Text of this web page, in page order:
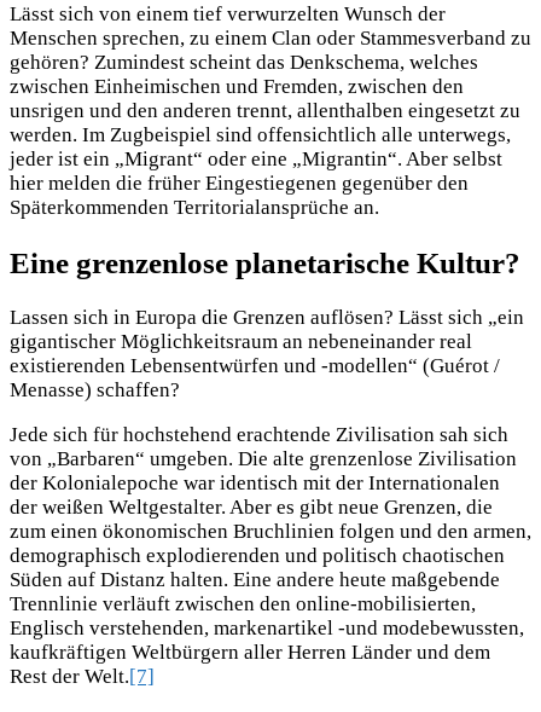
Lässt sich von einem tief verwurzelten Wunsch der
Menschen sprechen, zu einem Clan oder Stammesverband zu
gehören? Zumindest scheint das Denkschema, welches
zwischen Einheimischen und Fremden, zwischen den
unsrigen und den anderen trennt, allenthalben eingesetzt zu
werden. Im Zugbeispiel sind offensichtlich alle unterwegs,
jeder ist ein „Migrant“ oder eine „Migrantin“. Aber selbst
hier melden die früher Eingestiegenen gegenüber den
Späterkommenden Territorialansprüche an.
Eine grenzenlose planetarische Kultur?
Lassen sich in Europa die Grenzen auflösen? Lässt sich „ein
gigantischer Möglichkeitsraum an nebeneinander real
existierenden Lebensentwürfen und -modellen“ (Guérot /
Menasse) schaffen?
Jede sich für hochstehend erachtende Zivilisation sah sich
von „Barbaren“ umgeben. Die alte grenzenlose Zivilisation
der Kolonialepoche war identisch mit der Internationalen
der weißen Weltgestalter. Aber es gibt neue Grenzen, die
zum einen ökonomischen Bruchlinien folgen und den armen,
demographisch explodierenden und politisch chaotischen
Süden auf Distanz halten. Eine andere heute maßgebende
Trennlinie verläuft zwischen den online-mobilisierten,
Englisch verstehenden, markenartikel -und modebewussten,
kaufkräftigen Weltbürgern aller Herren Länder und dem
Rest der Welt.[7]